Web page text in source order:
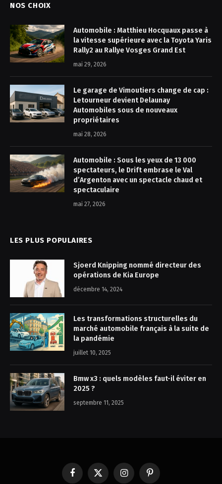
NOS CHOIX
Automobile : Matthieu Hocquaux passe à
la vitesse supérieure avec la Toyota Yaris
Rally2 au Rallye Vosges Grand Est
mai 29, 2026
Le garage de Vimoutiers change de cap :
Letourneur devient Delaunay
Automobiles sous de nouveaux
propriétaires
mai 28, 2026
Automobile : Sous les yeux de 13 000
spectateurs, le Drift embrase le Val
d’Argenton avec un spectacle chaud et
spectaculaire
mai 27, 2026
LES PLUS POPULAIRES
Sjoerd Knipping nommé directeur des
opérations de Kia Europe
décembre 14, 2024
Les transformations structurelles du
marché automobile français à la suite de
la pandémie
juillet 10, 2025
Bmw x3 : quels modèles faut-il éviter en
2025 ?
septembre 11, 2025
FacebookX
InstagramPinterest